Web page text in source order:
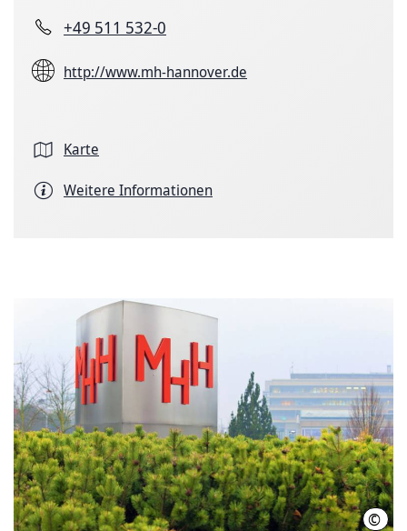
+49 511 532-0
http://www.mh-hannover.de
Karte
Weitere Informationen
©